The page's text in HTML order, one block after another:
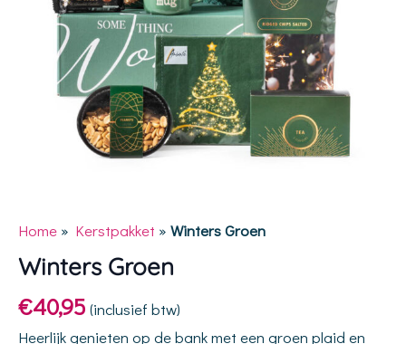
Home » Kerstpakket » Winters Groen
Winters Groen
€40,95 (inclusief btw)
Heerlijk genieten op de bank met een groen plaid en